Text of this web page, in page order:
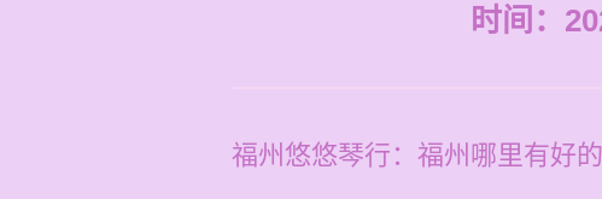
时间：
福州悠悠琴行：福州哪里有好